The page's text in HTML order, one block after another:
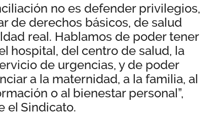
no es defender privilegios,
de derechos básicos, de salud
real. Hablamos de poder tener
hospital, del centro de salud, la
de urgencias, y de poder
a la maternidad, a la familia, al
o al bienestar personal”,
el Sindicato.